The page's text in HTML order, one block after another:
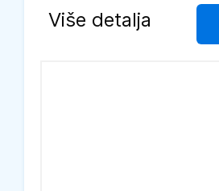
Više detalja